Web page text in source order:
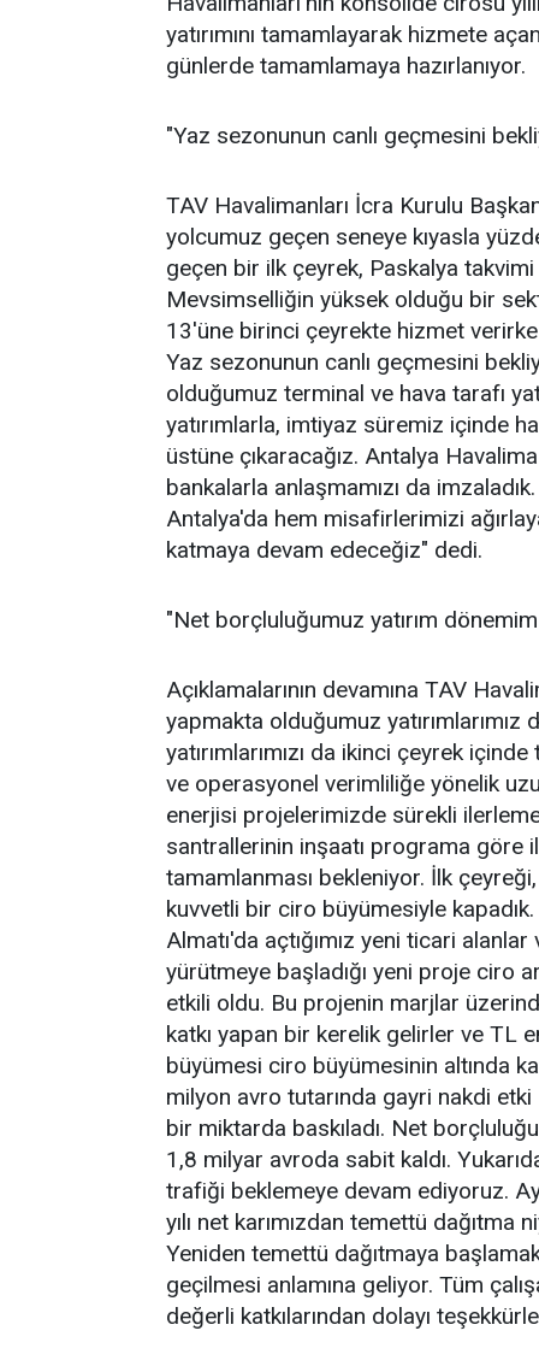
yatırımını tamamlayarak hizmete
günlerde tamamlamaya hazırlanıyor.
"Yaz sezonunun canlı geçmesini
TAV Havalimanları İcra Kurulu
yolcumuz geçen seneye kıyasla
geçen bir ilk çeyrek, Paskalya
Mevsimselliğin yüksek olduğu bir
13'üne birinci çeyrekte hizmet
Yaz sezonunun canlı geçmesini
olduğumuz terminal ve hava tarafı
yatırımlarla, imtiyaz süremiz içinde
üstüne çıkaracağız. Antalya
bankalarla anlaşmamızı da
Antalya'da hem misafirlerimizi
katmaya devam edeceğiz" dedi.
"Net borçluluğumuz yatırım
Açıklamalarının devamına TAV
yapmakta olduğumuz
yatırımlarımızı da ikinci çeyrek
ve operasyonel verimliliğe yönelik
enerjisi projelerimizde sürekli
santrallerinin inşaatı programa
tamamlanması bekleniyor. İlk
kuvvetli bir ciro büyümesiyle
Almatı'da açtığımız yeni ticari
yürütmeye başladığı yeni proje ciro
etkili oldu. Bu projenin marjlar
katkı yapan bir kerelik gelirler ve TL
büyümesi ciro büyümesinin altında
milyon avro tutarında gayri nakdi etki
bir miktarda baskıladı. Net
1,8 milyar avroda sabit kaldı.
trafiği beklemeye devam ediyoruz.
yılı net karımızdan temettü dağıtma
Yeniden temettü dağıtmaya
geçilmesi anlamına geliyor. Tüm
değerli katkılarından dolayı